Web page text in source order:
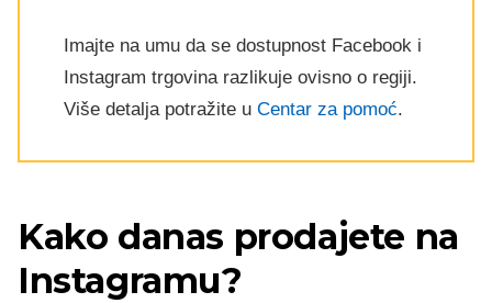
Imajte na umu da se dostupnost Facebook i
Instagram trgovina razlikuje ovisno o regiji.
Više detalja potražite u Centar za pomoć.
Kako danas prodajete na
Instagramu?